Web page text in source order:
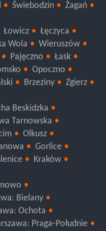
Świebodzin
Żagań
Łowicz
Łęczyca
Wola
Wieruszów
Pajęczno
Łask
Opoczno
Brzeziny
Zgierz
Beskidzka
Tarnowska
Olkusz
Gorlice
Kraków
Bielany
Ochota
Praga-Południe